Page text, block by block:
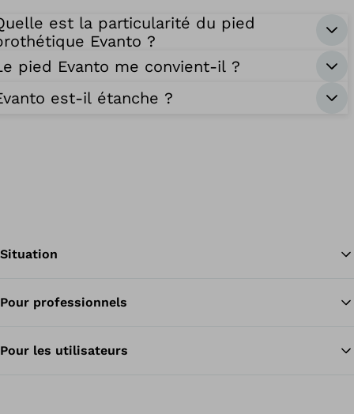
est la particularité du pied
Evanto ?
pied Evanto me convient-il ?
est-il étanche ?
Situation
Pour professionnels
Pour les utilisateurs